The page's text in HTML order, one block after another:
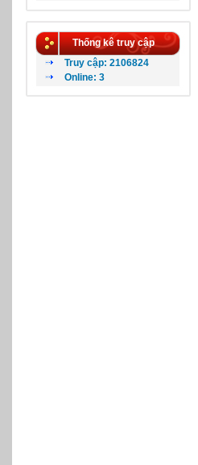
Thống kê truy cập
Truy cập: 2106824
Online: 3